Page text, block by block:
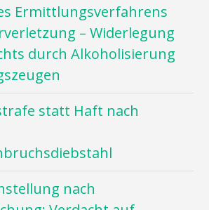
Ermittlungsverfahrens
– Widerlegung
durch Alkoholisierung
statt Haft nach
nach